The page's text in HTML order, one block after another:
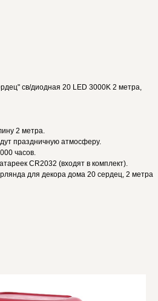
св/диодная 20 LED 3000K 2 метра,
2 метра.
праздничную атмосферу.
часов.
CR2032 (входят в комплект).
для декора дома 20 сердец, 2 метра